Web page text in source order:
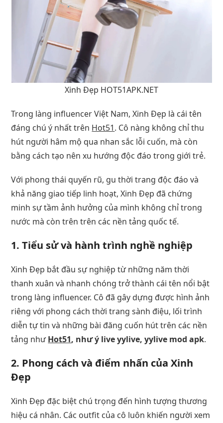
Xinh Đẹp HOT51APK.NET
Trong làng influencer Việt Nam, Xinh Đẹp là cái tên
đáng chú ý nhất trên Hot51. Cô nàng không chỉ thu
hút người hâm mộ qua nhan sắc lỗi cuốn, mà còn
bằng cách tạo nên xu hướng độc đáo trong giới trẻ.
Với phong thái quyến rũ, gu thời trang độc đáo và
khả năng giao tiếp linh hoạt, Xinh Đẹp đã chứng
minh sự tầm ảnh hưởng của mình không chỉ trong
nước mà còn trên trên các nền tảng quốc tế.
1. Tiểu sử và hành trình nghề nghiệp
Xinh Đẹp bắt đầu sự nghiệp từ những năm thời
thanh xuân và nhanh chóng trở thành cái tên nổi bật
trong làng influencer. Cô đã gây dựng được hình ảnh
riêng với phong cách thời trang sành điệu, lối trình
diễn tự tin và những bài đăng cuốn hút trên các nền
tảng nhưHot51, như ý live yylive, yylive mod apk.
2. Phong cách và điểm nhấn của Xinh
Đẹp
Xinh Đẹp đặc biệt chú trọng đến hình tượng thương
hiệu cá nhân. Các outfit của cô luôn khiến người xem